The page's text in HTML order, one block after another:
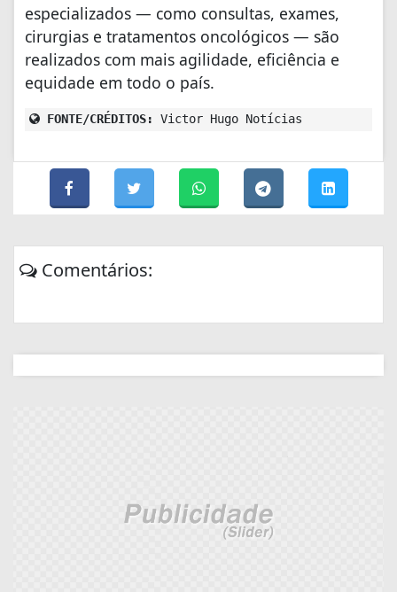
especializados — como consultas, exames,
cirurgias e tratamentos oncológicos — são
realizados com mais agilidade, eficiência e
equidade em todo o país.
FONTE/CRÉDITOS: Victor Hugo Notícias
Comentários: